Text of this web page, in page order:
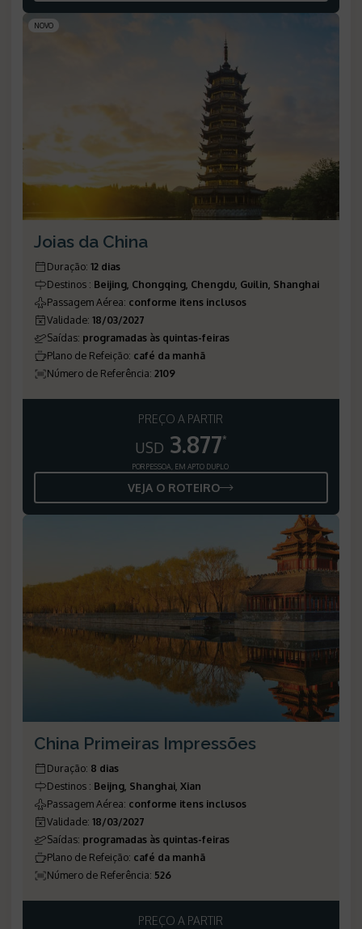
NOVO
Joias da China
Duração: 12 dias
Destinos : Beijing, Chongqing, Chengdu, Guilin, Shanghai
Passagem Aérea: conforme itens inclusos
Validade: 18/03/2027
Saídas: programadas às quintas-feiras
Plano de Refeição: café da manhã
Número de Referência: 2109
PREÇO A PARTIR
USD 3.877*
POR PESSOA, EM APTO DUPLO
VEJA O ROTEIRO
China Primeiras Impressões
Duração: 8 dias
Destinos : Beijng, Shanghai, Xian
Passagem Aérea: conforme itens inclusos
Validade: 18/03/2027
Saídas: programadas às quintas-feiras
Plano de Refeição: café da manhã
Número de Referência: 526
PREÇO A PARTIR